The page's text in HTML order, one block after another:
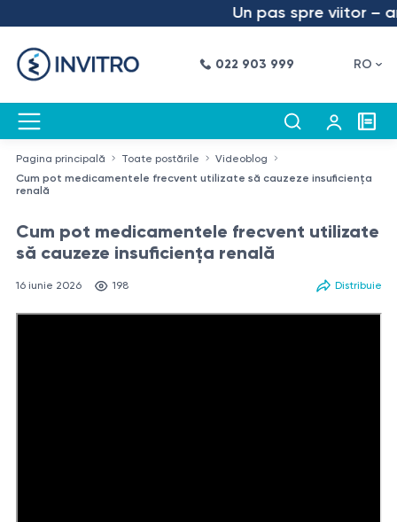
Un pas spre viitor –
022 903 999 RO
Pagina principală Toate postările
Videoblog
Cum pot medicamentele frecvent utilizate să cauzeze insuficiența
renală
Cum pot medicamentele frecvent utilizate
să cauzeze insuficiența renală
16 iunie 2026 198 Distribuie